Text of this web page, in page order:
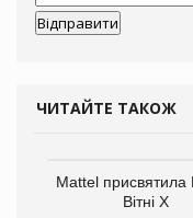
ЧИТАЙТЕ ТАКОЖ
Mattel присвятила
Вітні Х